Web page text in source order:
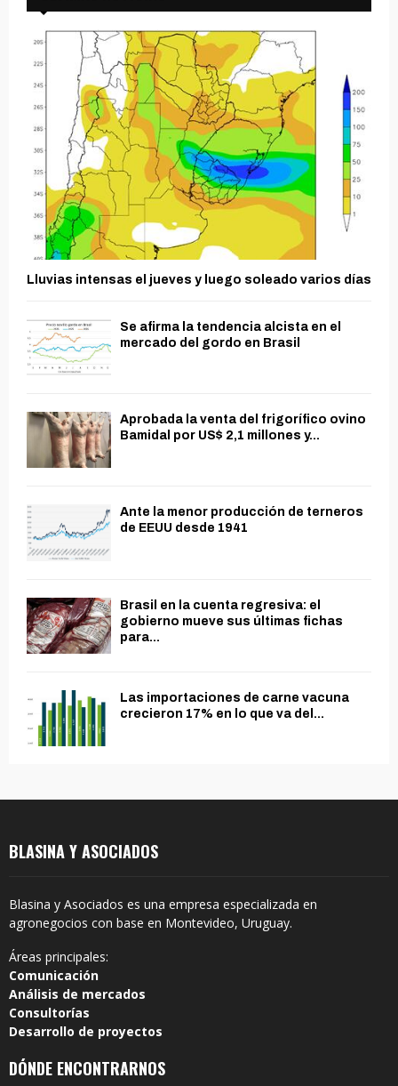
Lluvias intensas el jueves y luego soleado varios días
Se afirma la tendencia alcista en el
mercado del gordo en Brasil
Aprobada la venta del frigorífico ovino
Bamidal por US$ 2,1 millones y...
Ante la menor producción de terneros
de EEUU desde 1941
Brasil en la cuenta regresiva: el
gobierno mueve sus últimas fichas
para...
Las importaciones de carne vacuna
crecieron 17% en lo que va del...
BLASINA Y ASOCIADOS
Blasina y Asociados es una empresa especializada en
agronegocios con base en Montevideo, Uruguay.
Áreas principales:
Comunicación
Análisis de mercados
Consultorías
Desarrollo de proyectos
DÓNDE ENCONTRARNOS